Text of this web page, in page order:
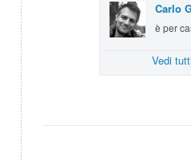
Carlo
è per
Vedi